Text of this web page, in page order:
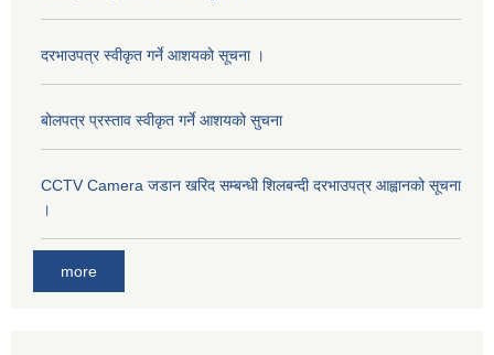
दरभाउपत्र स्वीकृत गर्ने आशयको सूचना ।
बोलपत्र प्रस्ताव स्वीकृत गर्ने आशयको सुचना
CCTV Camera जडान खरिद सम्बन्धी शिलबन्दी दरभाउपत्र आह्वानको सूचना
।
more